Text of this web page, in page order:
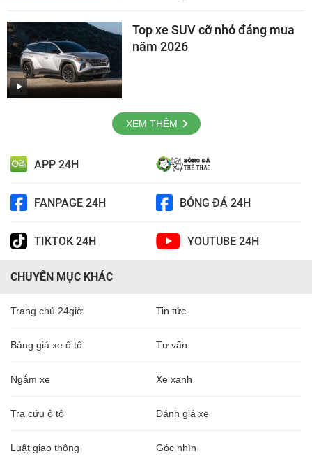
Top xe SUV cỡ nhỏ đáng mua
năm 2026
XEM THÊM
APP 24H
FANPAGE 24H BÓNG ĐÁ 24H
TIKTOK 24H YOUTUBE 24H
CHUYÊN MỤC KHÁC
Trang chủ 24giờ Tin tức
Bảng giá xe ô tô Tư vấn
Ngắm xe Xe xanh
Tra cứu ô tô Đánh giá xe
Luật giao thông Góc nhìn